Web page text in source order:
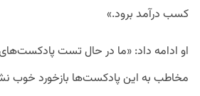
کسب درآمد برود.»
او ادامه داد: «ما در حال تست
مخاطب به این پادکست‌ها بازخورد خوب